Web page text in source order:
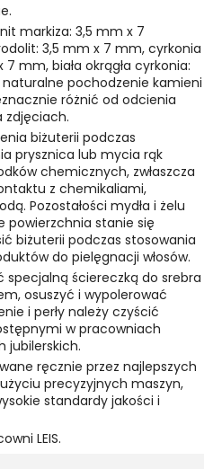
markiza: 3,5 mm x 7
3,5 mm x 7 mm, cyrkonia
mm, biała okrągła cyrkonia:
pochodzenie kamieni
różnić od odcienia
zdjęciach.
biżuterii podczas
prysznica lub mycia rąk
chemicznych, zwłaszcza
z chemikaliami,
Pozostałości mydła i żelu
powierzchnia stanie się
biżuterii podczas stosowania
do pielęgnacji włosów.
specjalną ściereczką do srebra
osuszyć i wypolerować
i perły należy czyścić
w pracowniach
jubilerskich.
ręcznie przez najlepszych
użyciu precyzyjnych maszyn,
standardy jakości i
LEIS.